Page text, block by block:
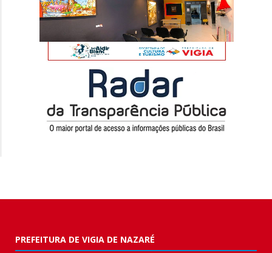
PREFEITURA DE VIGIA DE NAZARÉ